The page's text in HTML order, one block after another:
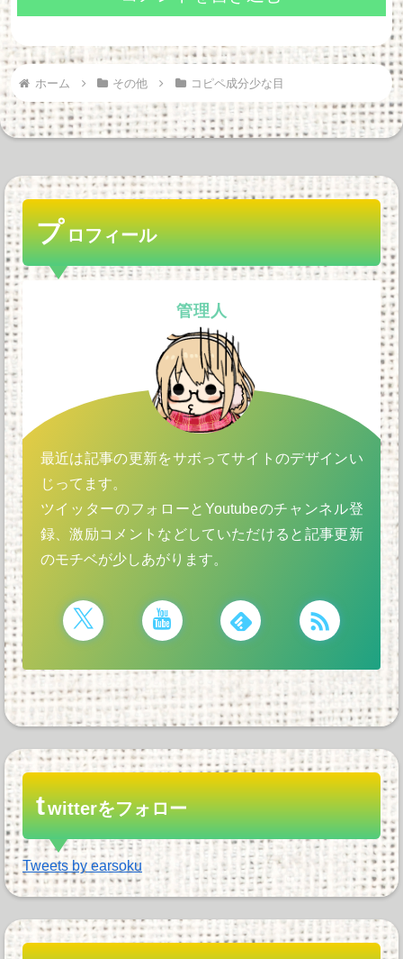
ホーム その他 コピペ成分少な目
プロフィール
管理人
最近は記事の更新をサボってサイトのデザインい
じってます。
ツイッターのフォローとYoutubeのチャンネル登
録、激励コメントなどしていただけると記事更新
のモチベが少しあがります。
twitterをフォロー
Tweets by earsoku